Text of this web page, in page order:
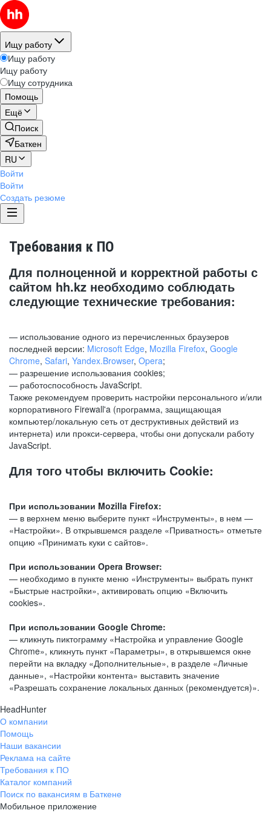
Ищу работу
Ищу работу
Ищу работу
Ищу сотрудника
Помощь
Ещё
Поиск
Баткен
RU
Войти
Войти
Создать резюме
Требования к ПО
Для полноценной и корректной работы с
сайтом hh.kz необходимо соблюдать
следующие технические требования:
— использование одного из перечисленных браузеров
последней версии: Microsoft Edge, Mozilla Firefox, Google
Chrome, Safari, Yandex.Browser, Opera;
— разрешение использования cookies;
— работоспособность JavaScript.
Также рекомендуем проверить настройки персонального и/или
корпоративного Firewall'a (программа, защищающая
компьютер/локальную сеть от деструктивных действий из
интернета) или прокси-сервера, чтобы они допускали работу
JavaScript.
Для того чтобы включить Cookie:
При использовании Mozilla Firefox:
— в верхнем меню выберите пункт «Инструменты», в нем —
«Настройки». В открывшемся разделе «Приватность» отметьте
опцию «Принимать куки с сайтов».
При использовании Opera Browser:
— необходимо в пункте меню «Инструменты» выбрать пункт
«Быстрые настройки», активировать опцию «Включить
cookies».
При использовании Google Chrome:
— кликнуть пиктограмму «Настройка и управление Google
Chrome», кликнуть пункт «Параметры», в открывшемся окне
перейти на вкладку «Дополнительные», в разделе «Личные
данные», «Настройки контента» выставить значение
«Разрешать сохранение локальных данных (рекомендуется)».
HeadHunter
О компании
Помощь
Наши вакансии
Реклама на сайте
Требования к ПО
Каталог компаний
Поиск по вакансиям в Баткене
Мобильное приложение